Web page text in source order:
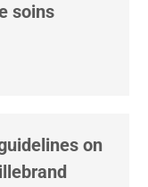
soins
on